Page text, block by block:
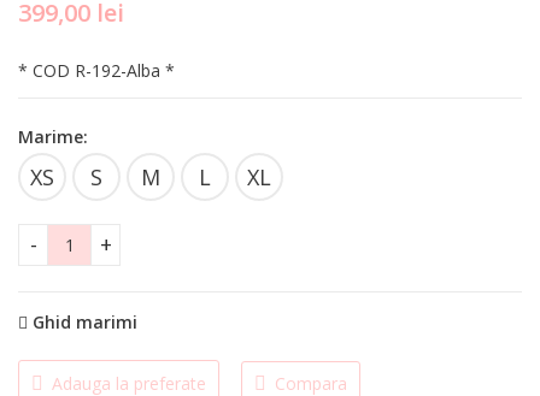
399,00 lei
* COD R-192-Alba *
Marime:
XS S M L XL
ROCHIE ALBA MAXI quantity
Ghid marimi
Adauga la preferate Compara